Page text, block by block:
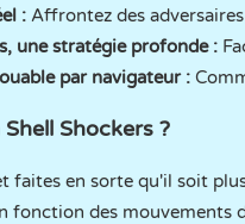
: Affrontez des
une stratégie profonde :
par navigateur :
Shockers ?
faites en sorte qu'il soit
fonction des mouvements